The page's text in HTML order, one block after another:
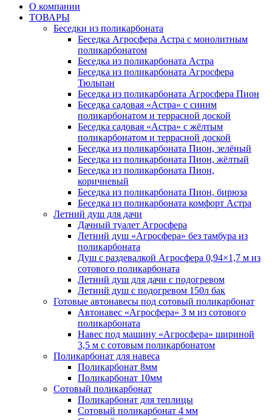
О компании
ТОВАРЫ
Беседки из поликарбоната
Беседка Агросфера Астра с монолитным
поликарбонатом
Беседка из поликарбоната Астра
Беседка из поликарбоната Агросфера
Тюльпан
Беседка из поликарбоната Агросфера Пион
Беседка садовая «Астра» с синим
поликарбонатом и террасной доской
Беседка садовая «Астра» с жёлтым
поликарбонатом и террасной доской
Беседка из поликарбоната Пион, зелёный
Беседка из поликарбоната Пион, жёлтый
Беседка из поликарбоната Пион,
коричневый
Беседка из поликарбоната Пион, бирюза
Беседка из поликарбоната комфорт Астра
Летний душ для дачи
Дачный туалет Агросфера
Летний душ «Агросфера» без тамбура из
поликарбоната
Душ с раздевалкой Агросфера 0,94×1,7 м из
сотового поликарбоната
Летний душ для дачи с подогревом
Летний душ с подогревом 150л бак
Готовые автонавесы под сотовый поликарбонат
Автонавес «Агросфера» 3 м из сотового
поликарбоната
Навес под машину «Агросфера» шириной
3,5 м с сотовым поликарбонатом
Поликарбонат для навеса
Поликарбонат 8мм
Поликарбонат 10мм
Сотовый поликарбонат
Поликарбонат для теплицы
Сотовый поликарбонат 4 мм